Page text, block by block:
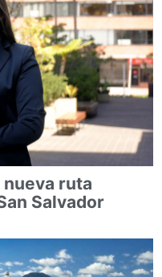
ruta
Salvador